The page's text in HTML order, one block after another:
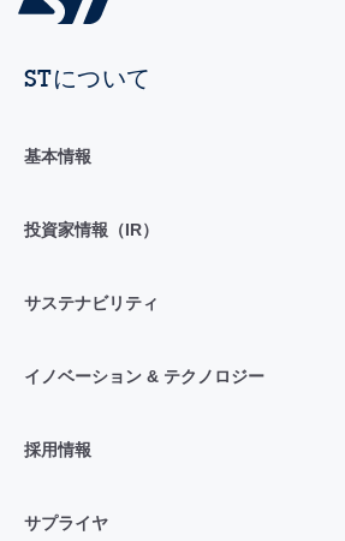
STについて
基本情報
投資家情報（IR）
サステナビリティ
イノベーション & テクノロジー
採用情報
サプライヤ